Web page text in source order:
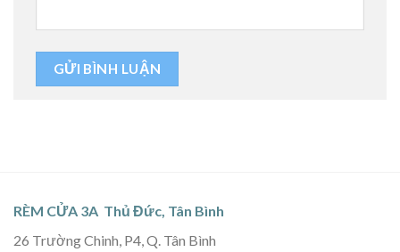
RÈM CỬA 3A Thủ Đức, Tân Bình
26 Trường Chinh, P4, Q. Tân Bình